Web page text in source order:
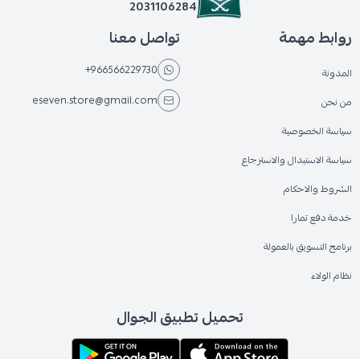
2031106284
روابط مهمة
المدونة
من نحن
سياسة الخصوصية
سياسة الاستبدال والاسترجاع
الشروط والاحكام
خدمة دفع تمارا
برنامج التسويق بالعمولة
نظام الولاء
تواصل معنا
+966566229730
eseven.store@gmail.com
تحميل تطبيق الجوال